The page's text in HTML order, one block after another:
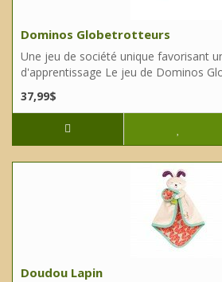
Dominos Globetrotteurs
Une jeu de société unique favorisant
d'apprentissage Le jeu de Dominos
37,99$
Doudou Lapin